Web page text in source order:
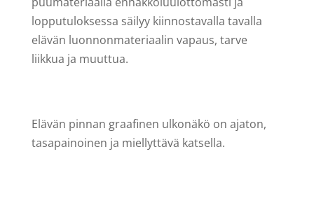
lopputuloksessa säilyy kiinnostavalla tavalla
elävän luonnonmateriaalin vapaus, tarve
liikkua ja muuttua.
Elävän pinnan graafinen ulkonäkö on ajaton,
tasapainoinen ja miellyttävä katsella.